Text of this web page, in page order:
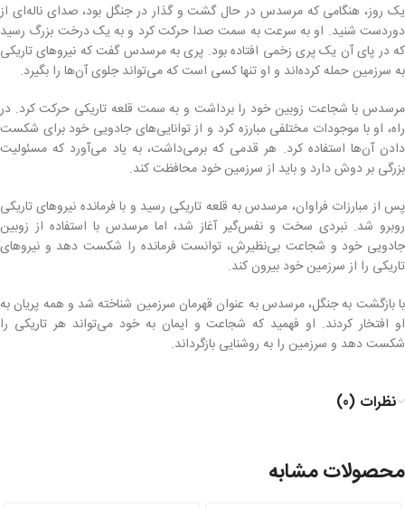
یک روز، هنگامی که مرسدس در حال گشت و گذار در جنگل بود، صدای ناله‌ای از
دوردست شنید. او به سرعت به سمت صدا حرکت کرد و به یک درخت بزرگ رسید
که در پای آن یک پری زخمی افتاده بود. پری به مرسدس گفت که نیروهای تاریکی
به سرزمین حمله کرده‌اند و او تنها کسی است که می‌تواند جلوی آن‌ها را بگیرد.
مرسدس با شجاعت زوبین خود را برداشت و به سمت قلعه تاریکی حرکت کرد. در
راه، او با موجودات مختلفی مبارزه کرد و از توانایی‌های جادویی خود برای شکست
دادن آن‌ها استفاده کرد. هر قدمی که برمی‌داشت، به یاد می‌آورد که مسئولیت
بزرگی بر دوش دارد و باید از سرزمین خود محافظت کند.
پس از مبارزات فراوان، مرسدس به قلعه تاریکی رسید و با فرمانده نیروهای تاریکی
روبرو شد. نبردی سخت و نفس‌گیر آغاز شد، اما مرسدس با استفاده از زوبین
جادویی خود و شجاعت بی‌نظیرش، توانست فرمانده را شکست دهد و نیروهای
تاریکی را از سرزمین خود بیرون کند.
با بازگشت به جنگل، مرسدس به عنوان قهرمان سرزمین شناخته شد و همه پریان به
او افتخار کردند. او فهمید که شجاعت و ایمان به خود می‌تواند هر تاریکی را
شکست دهد و سرزمین را به روشنایی بازگرداند.
نظرات (0)
محصولات مشابه